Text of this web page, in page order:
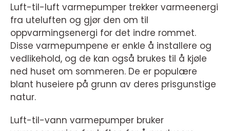
Luft-til-luft varmepumper trekker varmeenergi
fra uteluften og gjør den om til
oppvarmingsenergi for det indre rommet.
Disse varmepumpene er enkle å installere og
vedlikehold, og de kan også brukes til å kjøle
ned huset om sommeren. De er populære
blant huseiere på grunn av deres prisgunstige
natur.
Luft-til-vann varmepumper bruker